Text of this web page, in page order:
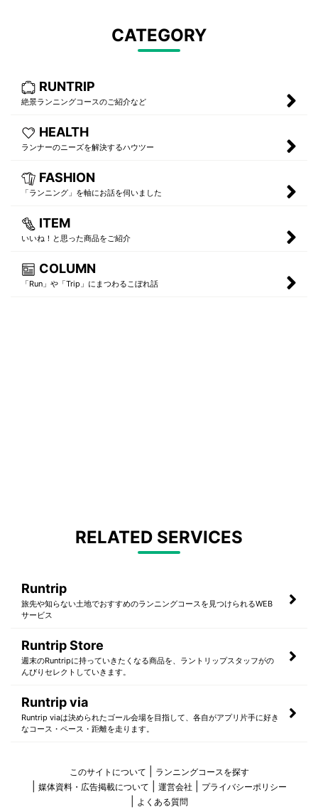
CATEGORY
RUNTRIP
絶景ランニングコースのご紹介など
HEALTH
ランナーのニーズを解決するハウツー
FASHION
「ランニング」を軸にお話を伺いました
ITEM
いいね！と思った商品をご紹介
COLUMN
「Run」や「Trip」にまつわるこぼれ話
RELATED SERVICES
Runtrip
旅先や知らない土地でおすすめのランニングコースを見つけられるWEB
サービス
Runtrip Store
週末のRuntripに持っていきたくなる商品を、ラントリップスタッフがの
んびりセレクトしていきます。
Runtrip via
Runtrip viaは決められたゴール会場を目指して、各自がアプリ片手に好き
なコース・ペース・距離を走ります。
このサイトについて
ランニングコースを探す
媒体資料・広告掲載について
運営会社
プライバシーポリシー
よくある質問